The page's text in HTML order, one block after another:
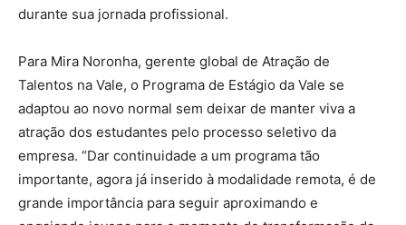
durante sua jornada profissional.
Para Mira Noronha, gerente global de Atração de
Talentos na Vale, o Programa de Estágio da Vale se
adaptou ao novo normal sem deixar de manter viva a
atração dos estudantes pelo processo seletivo da
empresa. “Dar continuidade a um programa tão
importante, agora já inserido à modalidade remota, é de
grande importância para seguir aproximando e